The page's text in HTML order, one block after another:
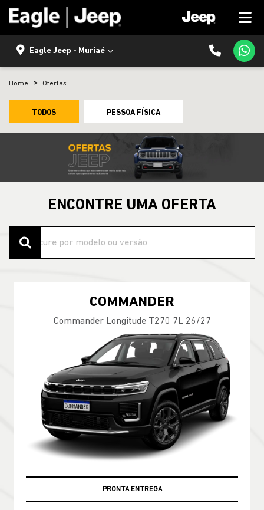
Eagle Jeep - Muriaé
Home Ofertas
TODOS PESSOA FÍSICA
ENCONTRE UMA OFERTA
COMMANDER
Commander Longitude T270 7L 26/27
PRONTA ENTREGA